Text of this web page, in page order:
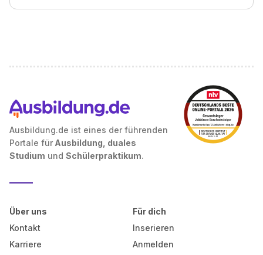
Ausbildung.de ist eines der führenden
Portale für Ausbildung, duales
Studium und Schülerpraktikum.
Über uns
Kontakt
Karriere
Für dich
Inserieren
Anmelden